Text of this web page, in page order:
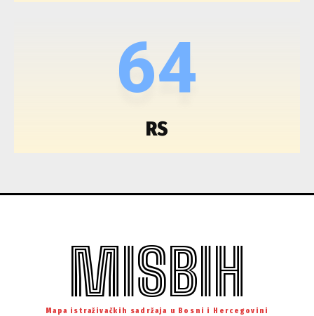
64
RS
MISBIH
Mapa istraživačkih sadržaja u Bosni i Hercegovini